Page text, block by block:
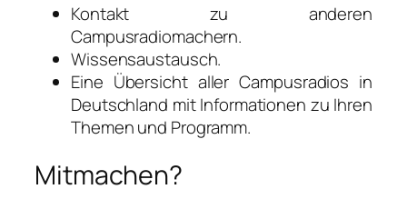
Kontakt zu anderen
Campusradiomachern.
Wissensaustausch.
Eine Übersicht aller Campusradios in
Deutschland mit Informationen zu Ihren
Themen und Programm.
Mitmachen?